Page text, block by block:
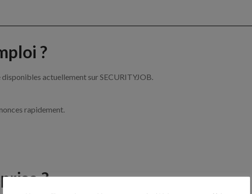
?
actuellement sur SECURITYJOB.
rapidement.
?